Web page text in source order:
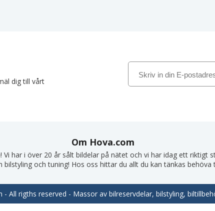
dig till vårt
Om Hova.com
Vi har i över 20 år sålt bildelar på nätet och vi har idag ett riktigt
bilstyling och tuning! Hos oss hittar du allt du kan tänkas behöva
- All rigths reserved - Massor av bilreservdelar, bilstyling,